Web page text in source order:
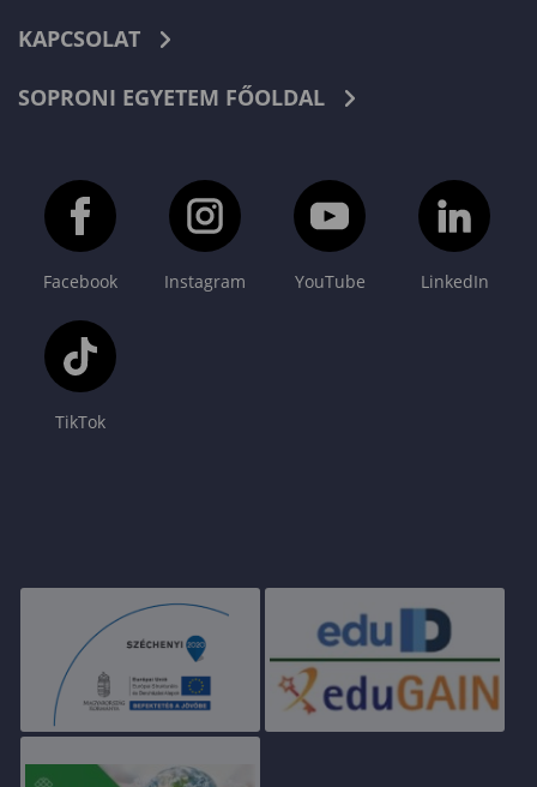
KAPCSOLAT
SOPRONI EGYETEM FŐOLDAL
Facebook Instagram YouTube LinkedIn
TikTok